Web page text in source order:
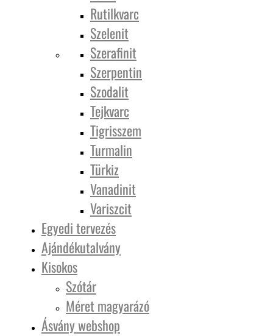
Rutilkvarc
Szelenit
Szerafinit
Szerpentin
Szodalit
Tejkvarc
Tigrisszem
Turmalin
Türkiz
Vanadinit
Variszcit
Egyedi tervezés
Ajándékutalvány
Kisokos
Szótár
Méret magyarázó
Ásvány webshop